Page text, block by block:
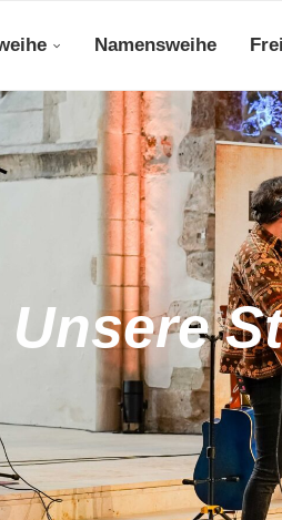
Namensweihe
Unsere